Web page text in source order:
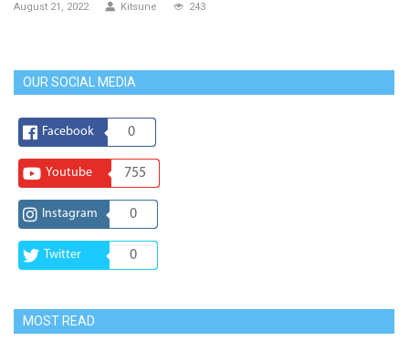
August 21, 2022 Kitsune 243
OUR SOCIAL MEDIA
Facebook 0
Youtube 755
Instagram 0
Twitter 0
MOST READ